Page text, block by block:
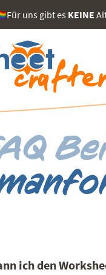
uns gibt es KEINE
ich den